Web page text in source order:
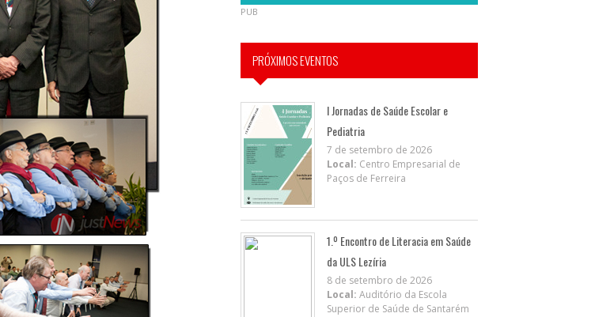
PUB
PRÓXIMOS EVENTOS
I Jornadas de Saúde Escolar e
Pediatria
7 de setembro de 2026
Local: Centro Empresarial de
Paços de Ferreira
1.º Encontro de Literacia em Saúde
da ULS Lezíria
8 de setembro de 2026
Local: Auditório da Escola
Superior de Saúde de Santarém